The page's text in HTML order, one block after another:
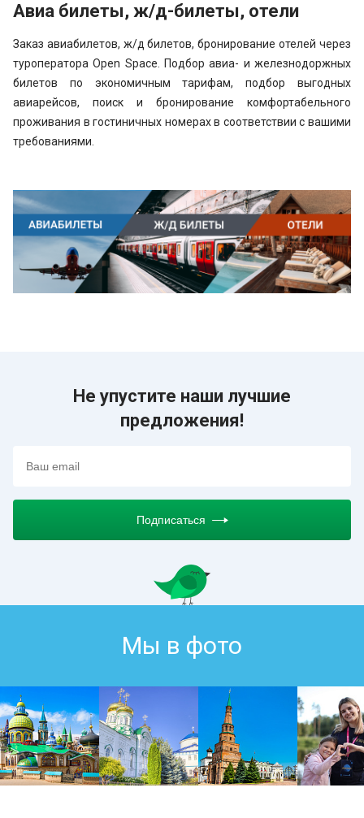
Авиа билеты, ж/д-билеты, отели
Заказ авиабилетов, ж/д билетов, бронирование отелей через
туроператора Open Space. Подбор авиа- и железнодоржных
билетов по экономичным тарифам, подбор выгодных
авиарейсов, поиск и бронирование комфортабельного
проживания в гостиничных номерах в соответствии с вашими
требованиями.
Не упустите наши лучшие
предложения!
Подписаться
Мы в фото